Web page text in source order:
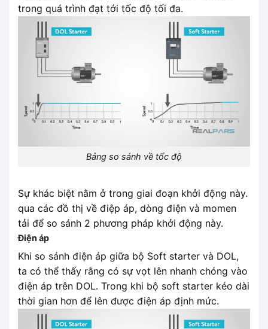
trong quá trình đạt tới tốc độ tối đa.
Bảng so sánh về tốc độ
Sự khác biệt nằm ở trong giai đoạn khởi động này.
qua các đồ thị về điệp áp, dòng điện và momen
tải để so sánh 2 phương pháp khởi động này.
Điện áp
Khi so sánh điện áp giữa bộ Soft starter và DOL,
ta có thể thấy rằng có sự vọt lên nhanh chóng vào
điện áp trên DOL. Trong khi bộ soft starter kéo dài
thời gian hơn để lên được điện áp định mức.